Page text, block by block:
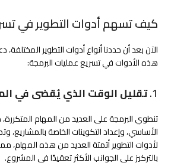
كيف تسهم أدوات التطوير في
الآن بعد أن حددنا أنواع أدوات التطوير
هذه الأدوات في تسريع عمليات البرمجة:
1. تقليل الوقت الذي يُقضى في
تنطوي البرمجة على العديد من المهام
الأساسي، وإعداد التكوينات الخاصة بالمشاريع،
لأدوات التطوير أتمتة العديد من هذه المهام،
بالتركيز على الجوانب الأكثر تعقيدًا في المشروع.